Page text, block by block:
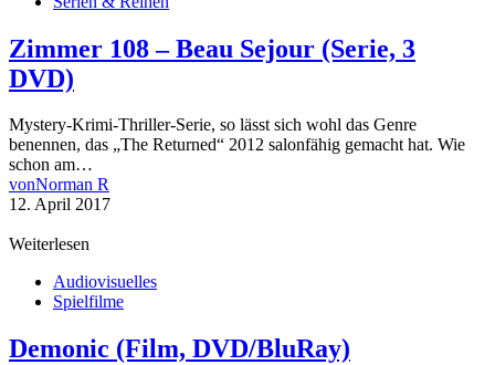
Zimmer 108 – Beau Sejour (Serie, 3
DVD)
Mystery-Krimi-Thriller-Serie, so lässt sich wohl das Genre
benennen, das „The Returned“ 2012 salonfähig gemacht hat. Wie
schon am…
vonNorman R
12. April 2017
Weiterlesen
Audiovisuelles
Spielfilme
Demonic (Film, DVD/BluRay)